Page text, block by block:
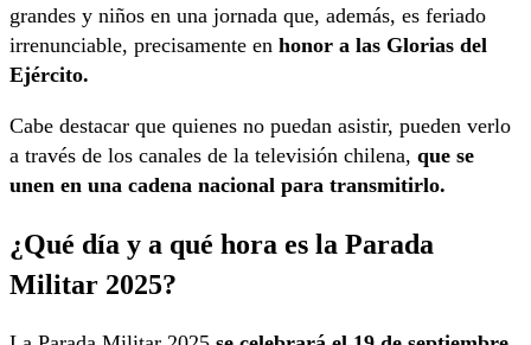
grandes y niños en una jornada que, además, es feriado
irrenunciable, precisamente en honor a las Glorias del
Ejército.
Cabe destacar que quienes no puedan asistir, pueden verlo
a través de los canales de la televisión chilena, que se
unen en una cadena nacional para transmitirlo.
¿Qué día y a qué hora es la Parada
Militar 2025?